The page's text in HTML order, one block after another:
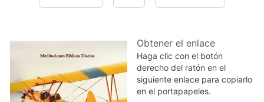
Obtener el enlace
Haga clic con el botón
derecho del ratón en el
siguiente enlace para copiarlo
en el portapapeles.